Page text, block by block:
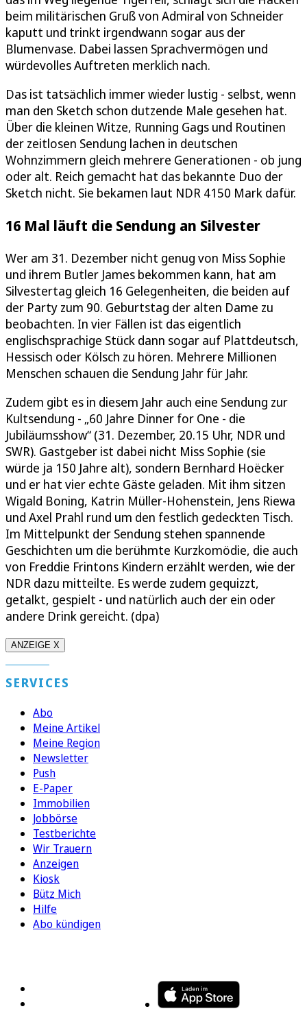
beim militärischen Gruß von Admiral von Schneider
kaputt und trinkt irgendwann sogar aus der
Blumenvase. Dabei lassen Sprachvermögen und
würdevolles Auftreten merklich nach.
Das ist tatsächlich immer wieder lustig - selbst, wenn
man den Sketch schon dutzende Male gesehen hat.
Über die kleinen Witze, Running Gags und Routinen
der zeitlosen Sendung lachen in deutschen
Wohnzimmern gleich mehrere Generationen - ob jung
oder alt. Reich gemacht hat das bekannte Duo der
Sketch nicht. Sie bekamen laut NDR 4150 Mark dafür.
16 Mal läuft die Sendung an Silvester
Wer am 31. Dezember nicht genug von Miss Sophie
und ihrem Butler James bekommen kann, hat am
Silvestertag gleich 16 Gelegenheiten, die beiden auf
der Party zum 90. Geburtstag der alten Dame zu
beobachten. In vier Fällen ist das eigentlich
englischsprachige Stück dann sogar auf Plattdeutsch,
Hessisch oder Kölsch zu hören. Mehrere Millionen
Menschen schauen die Sendung Jahr für Jahr.
Zudem gibt es in diesem Jahr auch eine Sendung zur
Kultsendung - „60 Jahre Dinner for One - die
Jubiläumsshow“ (31. Dezember, 20.15 Uhr, NDR und
SWR). Gastgeber ist dabei nicht Miss Sophie (sie
würde ja 150 Jahre alt), sondern Bernhard Hoëcker
und er hat vier echte Gäste geladen. Mit ihm sitzen
Wigald Boning, Katrin Müller-Hohenstein, Jens Riewa
und Axel Prahl rund um den festlich gedeckten Tisch.
Im Mittelpunkt der Sendung stehen spannende
Geschichten um die berühmte Kurzkomödie, die auch
von Freddie Frintons Kindern erzählt werden, wie der
NDR dazu mitteilte. Es werde zudem gequizzt,
getalkt, gespielt - und natürlich auch der ein oder
andere Drink gereicht. (dpa)
ANZEIGE X
SERVICES
Abo
Meine Artikel
Meine Region
Newsletter
Push
E-Paper
Immobilien
Jobbörse
Testberichte
Wir Trauern
Anzeigen
Kiosk
Bütz Mich
Hilfe
Abo kündigen